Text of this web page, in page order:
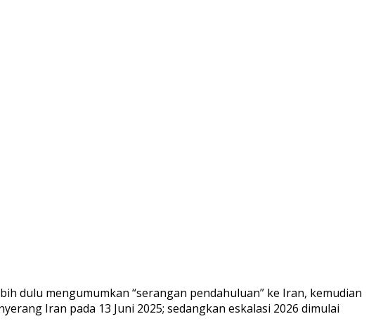
dulu mengumumkan “serangan pendahuluan” ke Iran, kemudian
Iran pada 13 Juni 2025; sedangkan eskalasi 2026 dimulai